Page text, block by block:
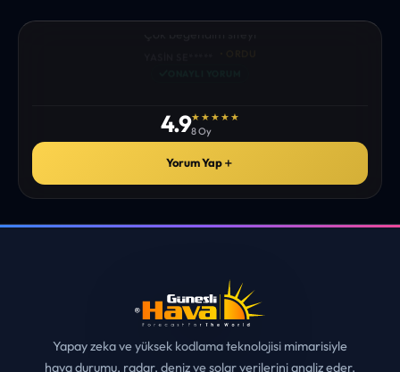
4.9★★★★★
Yapay zeka ve yüksek kodlama teknolojisi mimarisiyle